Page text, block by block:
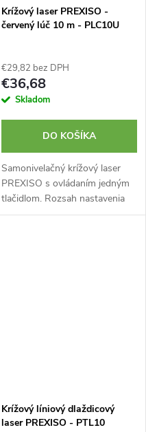
Krížový laser PREXISO -
červený lúč 10 m - PLC10U
€29,82 bez DPH
€36,68
Skladom
DO KOŠÍKA
Samonivelačný krížový laser
PREXISO s ovládaním jedným
tlačidlom. Rozsah nastavenia
±4 stupne. Dve jasné línie -
Krížový líniový dlaždicový
laser PREXISO - PTL10